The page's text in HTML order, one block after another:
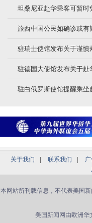
坦桑尼亚赴华乘客可暂
旅西中国公民如确诊或
驻瑞士使馆发布关于谨
驻德国大使馆发布关于赴
驻白俄罗斯使馆提醒乘坐
关于我们 联系我们
本网站所刊载信息，不代表美国
美国新闻网由欧洲华